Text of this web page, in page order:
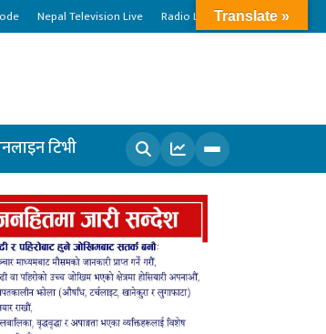
Nepal Television Live Radio Live
टिभी
खोज्नुहोस
Translate »